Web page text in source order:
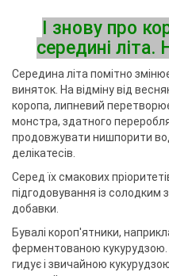
І знову про
середині
Середина літа помітно
виняток. На відміну від
коропа, липневий
монстра, здатного
продовжувати нишпорити
делікатесів.
Серед їх смакових
підгодовування із солодким
добавки.
Бувалі короп'ятники,
ферментованою
гидує і звичайною